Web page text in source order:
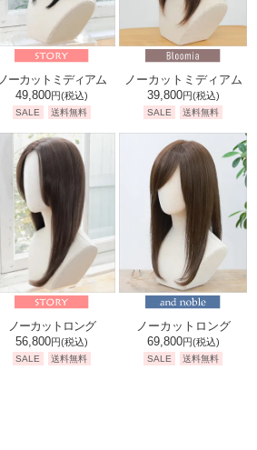
ノーカットミディアム
49,800円(税込)
SALE 送料無料
ノーカットミディアム
39,800円(税込)
SALE 送料無料
ノーカットロング
56,800円(税込)
SALE 送料無料
ノーカットロング
69,800円(税込)
SALE 送料無料